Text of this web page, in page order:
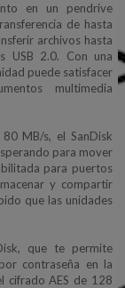
en un pendrive
de hasta
archivos hasta
USB 2.0. Con una
puede satisfacer
multimedia
MB/s, el SanDisk
para mover
para puertos
y compartir
que las unidades
que te permite
contraseña en la
cifrado AES de 128